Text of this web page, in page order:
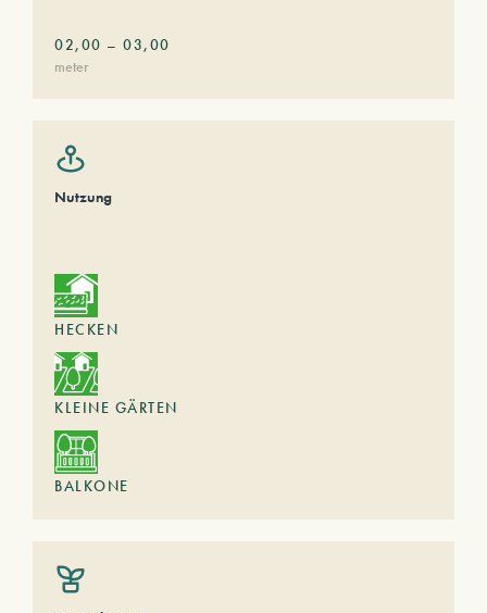
02,00 – 03,00
meter
Nutzung
HECKEN
KLEINE GÄRTEN
BALKONE